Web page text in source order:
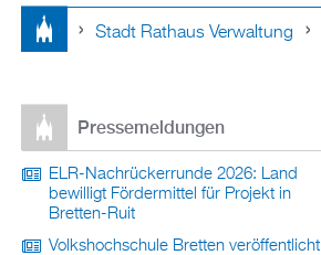
sind
hier
Stadt Rathaus Verwaltung
Pressemeldungen
ELR-Nachrückerrunde 2026: Land
bewilligt Fördermittel für Projekt in
Bretten-Ruit
Volkshochschule Bretten veröffentlicht